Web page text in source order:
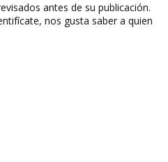
antes de su publicación.
nos gusta saber a quien